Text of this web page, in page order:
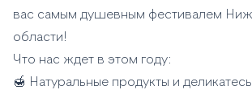
вас самым душевным фестивалем
области!
Что нас ждет в этом году:
🍯 Натуральные продукты и